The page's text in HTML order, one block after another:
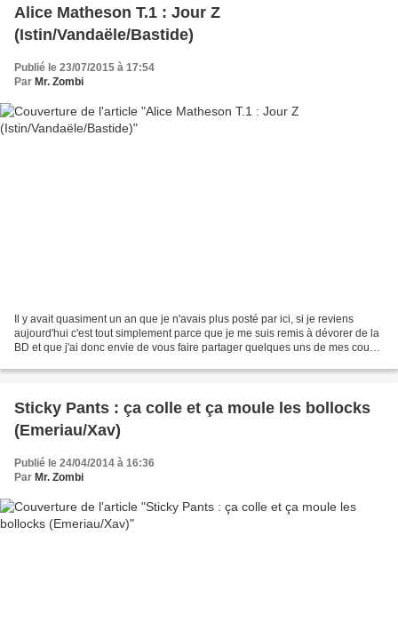
Alice Matheson T.1 : Jour Z
(Istin/Vandaële/Bastide)
Publié le 23/07/2015 à 17:54
Par Mr. Zombi
Il y avait quasiment un an que je n'avais plus posté par ici, si je reviens
aujourd'hui c'est tout simplement parce que je me suis remis à dévorer de la
BD et que j'ai donc envie de vous faire partager quelques uns de mes coups
Sticky Pants : ça colle et ça moule les bollocks
(Emeriau/Xav)
Publié le 24/04/2014 à 16:36
Par Mr. Zombi